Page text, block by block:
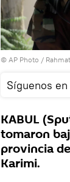
© AP Photo /
Síguenos en
KABUL
tomaron
provincia
Karimi.